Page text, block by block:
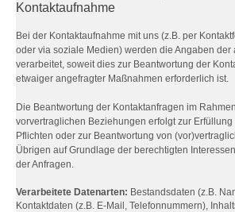
Kontaktaufnahme
Bei der Kontaktaufnahme mit uns (z.B. per
oder via soziale Medien) werden die Angaben der
verarbeitet, soweit dies zur Beantwortung der
etwaiger angefragter Maßnahmen erforderlich ist.
Die Beantwortung der Kontaktanfragen im
vorvertraglichen Beziehungen erfolgt zur
Pflichten oder zur Beantwortung von
Übrigen auf Grundlage der berechtigten
der Anfragen.
Verarbeitete Datenarten: Bestandsdaten (z.B.
Kontaktdaten (z.B. E-Mail, Telefonnummern),